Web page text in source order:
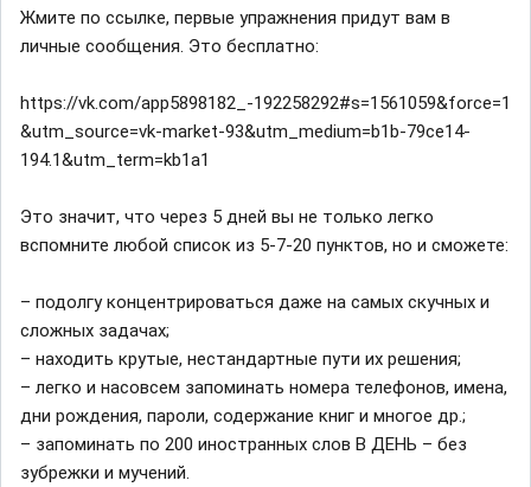
Жмите по ссылке, первые упражнения придут вам в
личные сообщения. Это бесплатно:
https://vk.com/app5898182_-192258292#s=1561059&force=1
&utm_source=vk-market-93&utm_medium=b1b-79ce14-
194.1&utm_term=kb1a1
Это значит, что через 5 дней вы не только легко
вспомните любой список из 5-7-20 пунктов, но и сможете:
– подолгу концентрироваться даже на самых скучных и
сложных задачах;
– находить крутые, нестандартные пути их решения;
– легко и насовсем запоминать номера телефонов, имена,
дни рождения, пароли, содержание книг и многое др.;
– запоминать по 200 иностранных слов В ДЕНЬ – без
зубрежки и мучений.